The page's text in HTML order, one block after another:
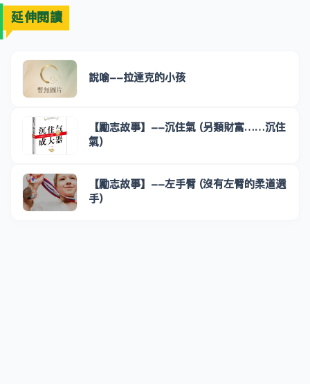
延伸閱讀
說喻--拉達克的小孩
【勵志故事】--沉住氣 (另類財富……沉住
氣)
【勵志故事】--左手臂 (沒有左臂的柔道選
手)